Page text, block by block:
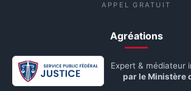
APPEL GRATUIT
Agréations
Expert & médiateur
par le Ministère